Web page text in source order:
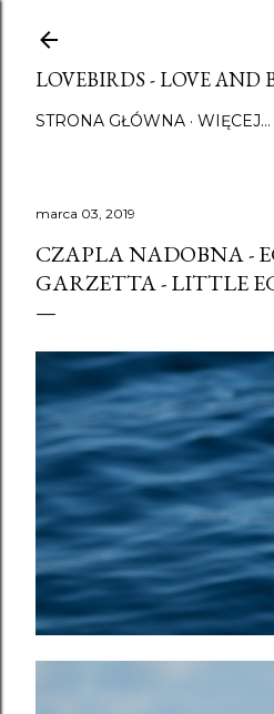
LOVEBIRDS - LOVE AND
STRONA GŁÓWNA WIĘCEJ…
marca 03, 2019
CZAPLA NADOBNA -
GARZETTA - LITTLE